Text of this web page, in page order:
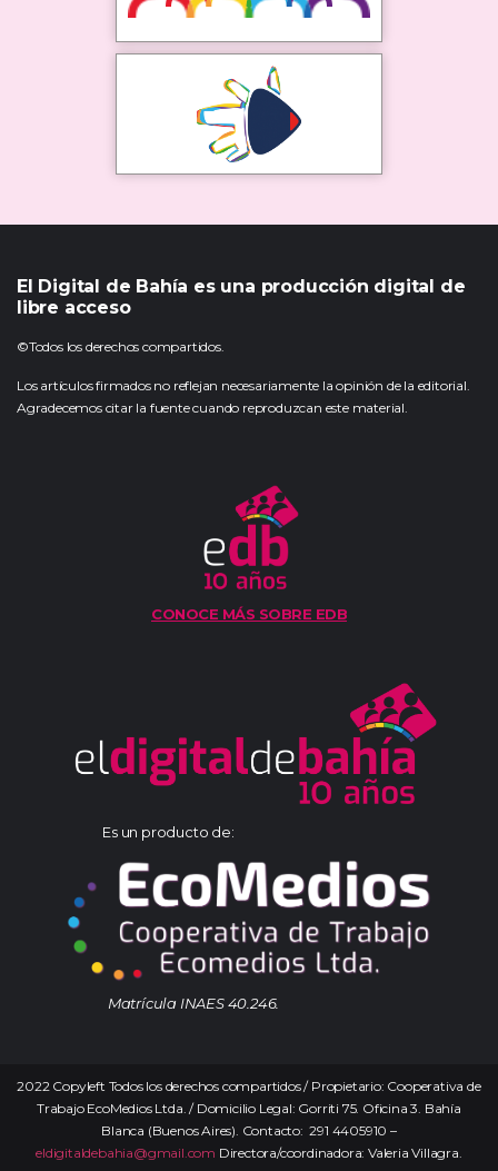
El Digital de Bahía es una producción digital de
libre acceso
©Todos los derechos compartidos.
Los artículos firmados no reflejan necesariamente la opinión de la editorial.
Agradecemos citar la fuente cuando reproduzcan este material.
CONOCE MÁS SOBRE EDB
Es un producto de:
Matrícula INAES 40.246.
2022 Copyleft Todos los derechos compartidos / Propietario: Cooperativa de
Trabajo EcoMedios Ltda. / Domicilio Legal: Gorriti 75. Oficina 3. Bahía
Blanca (Buenos Aires). Contacto: 291 4405910 –
eldigitaldebahia@gmail.com Directora/coordinadora: Valeria Villagra.